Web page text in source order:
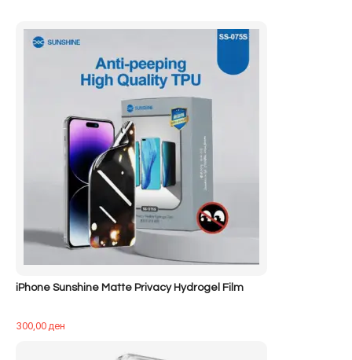
iPhone Sunshine Matte Privacy Hydrogel Film
300,00ден